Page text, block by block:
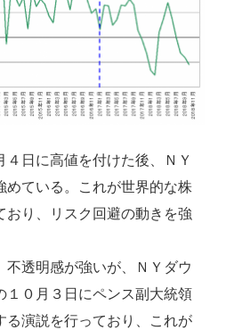
日に高値を付けた後、ＮＹ
めている。これが世界的な株
おり、リスク回避の動きを強
不透明感が強いが、ＮＹダウ
１０月３日にペンス副大統領
る演説を行っており、これが